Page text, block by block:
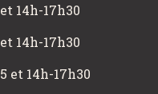
14h-17h30
14h-17h30
et 14h-17h30